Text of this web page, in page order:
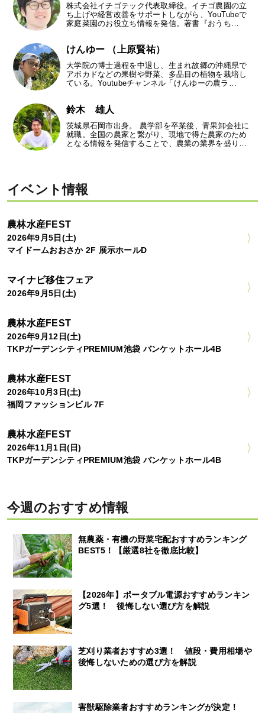
株式会社イチゴテック代表取締役。イチゴ農園の立
ち上げや経営改善をサポートしながら、YouTubeで
家庭菜園のお役立ち情報を発信。著書『おうち…
けんゆー （上原賢祐）
大学院の博士過程を中退し、生まれ故郷の沖縄県で
アボカドなどの果樹や野菜、多品目の植物を栽培し
ている。Youtubeチャンネル「けんゆーの農ラ…
鈴木 雄人
茨城県石岡市出身。 農学部を卒業後、青果卸会社に
就職。全国の農家と繋がり、現地で得た農家のため
となる情報を発信することで、農業の業界を盛り…
イベント情報
農林水産FEST
2026年9月5日(土)
マイドームおおさか 2F 展示ホールD
マイナビ移住フェア
2026年9月5日(土)
農林水産FEST
2026年9月12日(土)
TKPガーデンシティPREMIUM池袋 バンケットホール4B
農林水産FEST
2026年10月3日(土)
福岡ファッションビル 7F
農林水産FEST
2026年11月1日(日)
TKPガーデンシティPREMIUM池袋 バンケットホール4B
今週のおすすめ情報
無農薬・有機の野菜宅配おすすめランキング
BEST5！【厳選8社を徹底比較】
【2026年】ポータブル電源おすすめランキン
グ5選！ 後悔しない選び方を解説
芝刈り業者おすすめ3選！ 値段・費用相場や
後悔しないための選び方を解説
害獣駆除業者おすすめランキングが決定！